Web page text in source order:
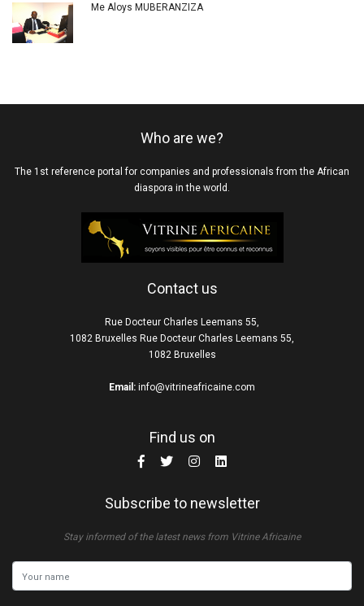
Me Aloys MUBERANZIZA
Who are we?
The 1st reference portal for companies and professionals from the African
diaspora in the world.
Contact us
Rue Docteur Charles Leemans 55,
1082 Bruxelles Rue Docteur Charles Leemans 55,
1082 Bruxelles
Email: info@vitrineafricaine.com
Find us on
Subscribe to newsletter
Stay informed of the latest news from Vitrine Africaine